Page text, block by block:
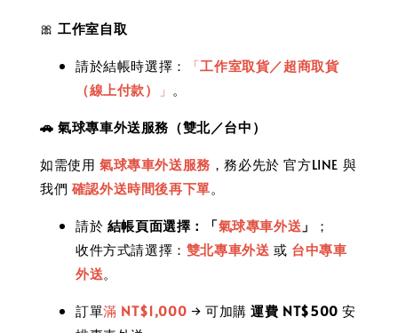
🎀工作室自取
請於結帳時選擇：
「工作室取貨／超商取貨
（線上付款）
」 。
🚗 氣球專車外送服務（雙北／台中）
如需使用 氣球專車外送服務 ，務必先於 官方LINE 與
我們 確認外送時間後再下單。
請於 結帳頁面選擇：「氣球專車外送 」
；
收件方式請選擇： 雙北專車外送 或 台中專車
外送。
訂單滿 NT$1,000 → 可加購運費 NT$500 安